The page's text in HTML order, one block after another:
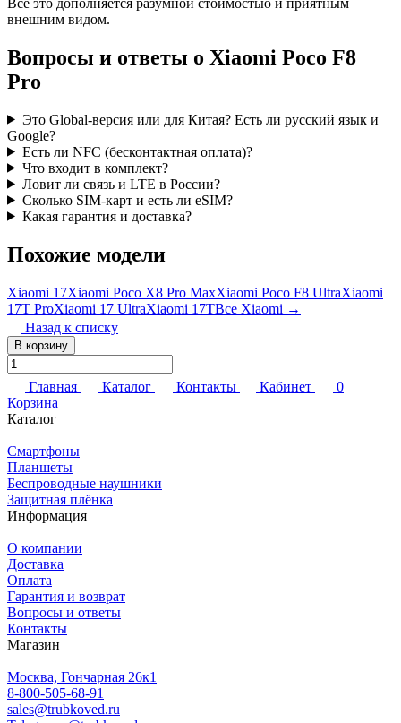
внешним видом.
Вопросы и ответы о Xiaomi Poco F8
Pro
Это Global-версия или для Китая? Есть ли русский язык и
Google?
Есть ли NFC (бесконтактная оплата)?
Что входит в комплект?
Ловит ли связь и LTE в России?
Сколько SIM-карт и есть ли eSIM?
Какая гарантия и доставка?
Похожие модели
Xiaomi 17Xiaomi Poco X8 Pro MaxXiaomi Poco F8 UltraXiaomi
17T ProXiaomi 17 UltraXiaomi 17TВсе Xiaomi →
Назад к списку
В корзину
Главная Каталог Контакты Кабинет
0
Корзина
Каталог
Смартфоны
Планшеты
Беспроводные наушники
Защитная плёнка
Информация
О компании
Доставка
Оплата
Гарантия и возврат
Вопросы и ответы
Контакты
Магазин
Москва, Гончарная 26к1
8-800-505-68-91
sales@trubkoved.ru